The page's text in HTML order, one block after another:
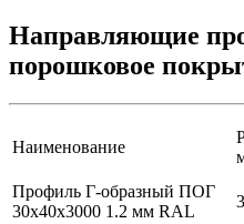
Направляющие
порошковое
Наименование
Профиль Г-образный ПОГ
30х40х3000 1.2 мм RAL